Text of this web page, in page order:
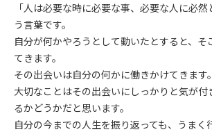
「人は必要な時に必要な事、必要な人に必
う言葉です。
自分が何かやろうとして動いたとすると、
てきます。
その出会いは自分の何かに働きかけてきます。
大切なことはその出会いにしっかりと気が付
るかどうかだと思います。
自分の今までの人生を振り返っても、うまく